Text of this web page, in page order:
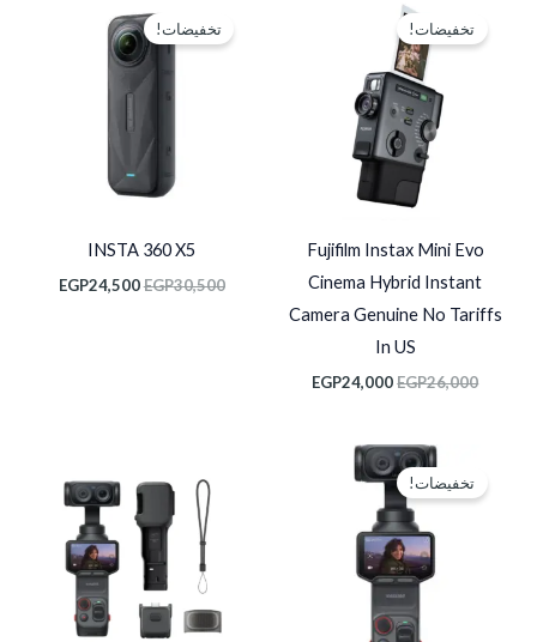
تخفيضات!
Fujifilm Instax Mini Evo
Cinema Hybrid Instant
Camera Genuine No Tariffs
In US
EGP26,000
EGP26,000.
EGP24,000
تخفيضات!
INSTA 360 X5
EGP30,500
الأصلي
هو:
EGP30,500.
EGP24,500
تخفيضات!
السعر
الأصلي
هو:
EGP52,000.